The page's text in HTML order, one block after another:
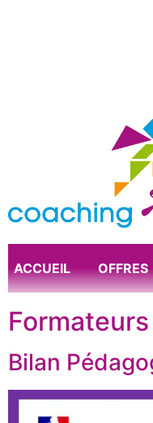
ACCUEIL OFFRES
Bilan